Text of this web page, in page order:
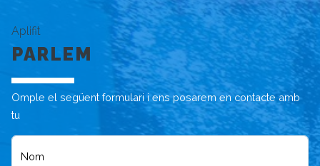
Aplifit
PARLEM
Omple el següent formulari i ens posarem en contacte amb
tu
Nom